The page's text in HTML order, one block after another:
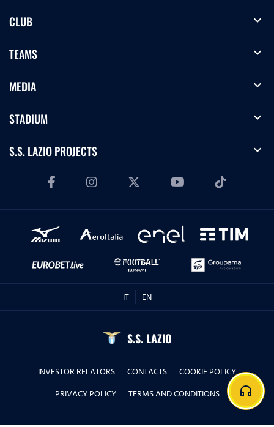
CLUB expand_more
TEAMS expand_more
MEDIA expand_more
STADIUM expand_more
S.S. LAZIO PROJECTS expand_more
IT EN
S.S. LAZIO
INVESTOR RELATORS CONTACTS
COOKIE POLICY
PRIVACY POLICY
TERMS AND CONDITIONS headphones